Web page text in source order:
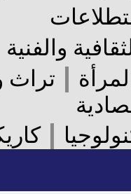
والفنية|
| تراث
|